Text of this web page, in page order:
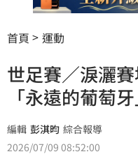
首頁 運動
世足賽／淚灑
「永遠的葡萄
編輯 彭淇昀 綜合報導
2026/07/09 08:52:00